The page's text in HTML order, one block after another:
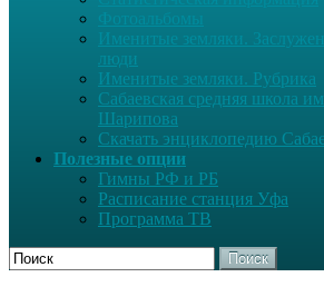
Фотоальбомы
Именитые земляки.
люди
Именитые земляки. Рубрика
Сабаевская средняя школа
Шарипова
Скачать энциклопедию
Полезные опции
Гимны РФ и РБ
Расписание станция Уфа
Программа ТВ
Поиск